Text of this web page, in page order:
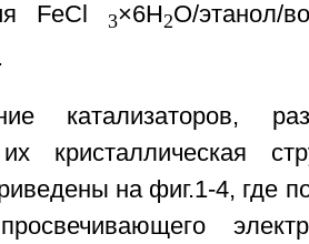
FeCl
3×6H2O/этанол/
катализаторов,
кристаллическая
на фиг.1-4, где